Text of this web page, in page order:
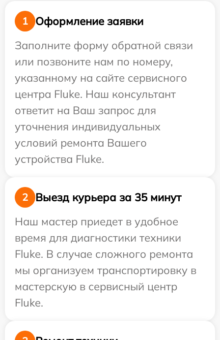
1
Оформление заявки
Заполните форму обратной связи
или позвоните нам по номеру,
указанному на сайте сервисного
центра Fluke. Наш консультант
ответит на Ваш запрос для
уточнения индивидуальных
условий ремонта Вашего
устройства Fluke.
2
Выезд курьера за 35 минут
Наш мастер приедет в удобное
время для диагностики техники
Fluke. В случае сложного ремонта
мы организуем транспортировку в
мастерскую в сервисный центр
Fluke.